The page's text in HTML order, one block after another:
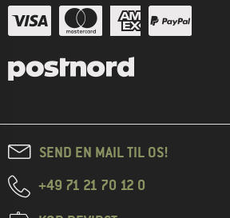
SEND EN MAIL TIL OS!
+49 71 21 70 12 0